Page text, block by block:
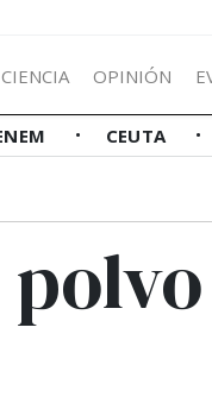
CIENCIA OPINIÓN
CEUTA
polvo